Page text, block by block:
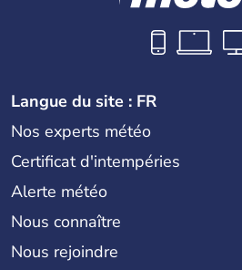
Langue du site : FR
Nos experts météo
Certificat d'intempéries
Alerte météo
Nous connaître
Nous rejoindre